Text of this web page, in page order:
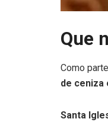
Que
Como
de ceniza
Santa